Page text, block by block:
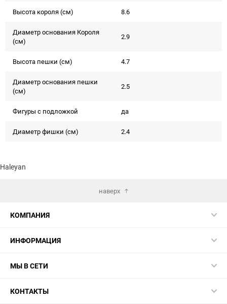
Высота короля (см) 8.6
Диаметр основания Короля
(см)
2.9
Высота пешки (см) 4.7
Диаметр основания пешки
(см)
2.5
Фигуры с подложкой да
Диаметр фишки (см) 2.4
Haleyan
наверх
КОМПАНИЯ
ИНФОРМАЦИЯ
МЫ В СЕТИ
КОНТАКТЫ